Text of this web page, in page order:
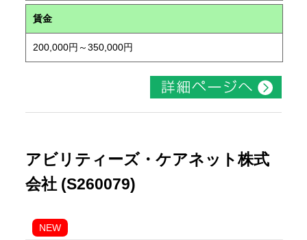
賃金
200,000円～350,000円
アビリティーズ・ケアネット株式
会社 (S260079)
NEW